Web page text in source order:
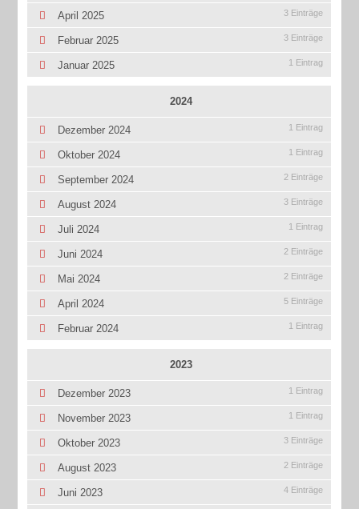
April 2025 3 Einträge
Februar 2025 3 Einträge
Januar 2025 1 Eintrag
2024
Dezember 2024 1 Eintrag
Oktober 2024 1 Eintrag
September 2024 2 Einträge
August 2024 3 Einträge
Juli 2024 1 Eintrag
Juni 2024 2 Einträge
Mai 2024 2 Einträge
April 2024 5 Einträge
Februar 2024 1 Eintrag
2023
Dezember 2023 1 Eintrag
November 2023 1 Eintrag
Oktober 2023 3 Einträge
August 2023 2 Einträge
Juni 2023 4 Einträge